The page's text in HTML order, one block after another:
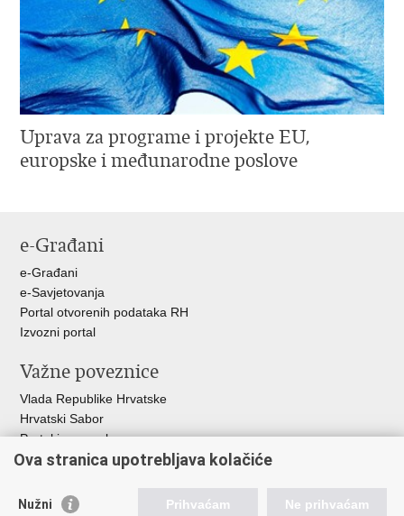
Uprava za programe i projekte EU,
europske i međunarodne poslove
e-Građani
e-Građani
e-Savjetovanja
Portal otvorenih podataka RH
Izvozni portal
Važne poveznice
Vlada Republike Hrvatske
Hrvatski Sabor
Portal javne nabave
Centralizirani sustav za zapošljavanje
Ova stranica upotrebljava kolačiće
Nužni Prihvaćam Ne prihvaćam